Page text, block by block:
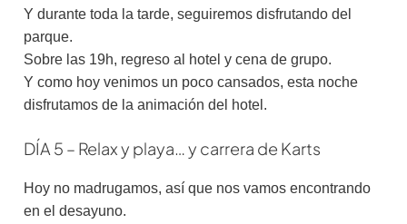
Y durante toda la tarde, seguiremos disfrutando del
parque.
Sobre las 19h, regreso al hotel y cena de grupo.
Y como hoy venimos un poco cansados, esta noche
disfrutamos de la animación del hotel.
DÍA 5 – Relax y playa… y carrera de Karts
Hoy no madrugamos, así que nos vamos encontrando
en el desayuno.